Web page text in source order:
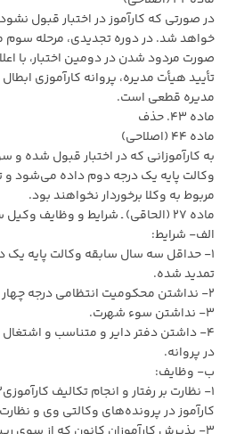
در صورتی که کارآموز در اختبار قبول
صورت مردود شدن در دومین اختبار، با
تأیید هیأت مدیره، پروانه کارآموزی
مدیره قطعی است.
ماده ۴۳. حذف
ماده ۴۴ (اصلاحی)
به کارآموزانی که در اختبار قبول شده و
وکالت پایه یک درجه دوم داده می‌شود و تا
مربوط به وکلا برخوردار نخواهند بود.
ماده ۲۷ (الحاقی) ـ شرایط و وظایف وکیل سرپرست
الف- شرایط:
۱- حداقل سه سال سابقه وکالت پایه یک
تمدید شده.
۲- نداشتن محکومیت انتظامی درجه چهار و بالاتر.
۳- نداشتن سوء شهرت.
۴- داشتن دفتر دایر و متناسب و
در پروانه.
ب- وظایف:
کارآموز در پرونده‌های وکالتی وی و نظارت